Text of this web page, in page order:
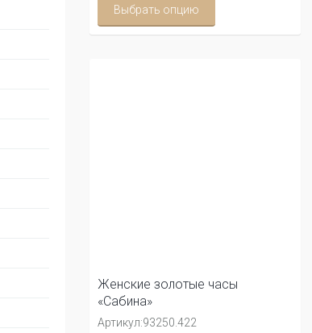
Выбрать опцию
Женские золотые часы
«Сабина»
Артикул:93250.422